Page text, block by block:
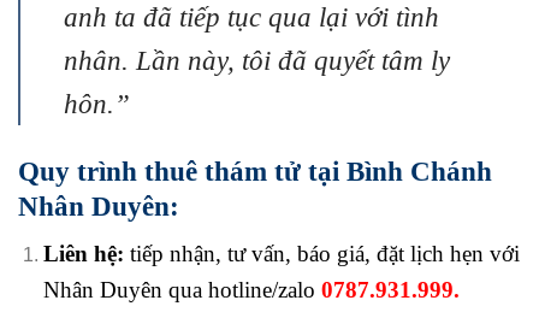
anh ta đã tiếp tục qua lại với tình
nhân. Lần này, tôi đã quyết tâm ly
hôn.”
Quy trình thuê thám tử tại Bình Chánh
Nhân Duyên:
Liên hệ: tiếp nhận, tư vấn, báo giá, đặt lịch hẹn với
Nhân Duyên qua hotline/zalo 0787.931.999.